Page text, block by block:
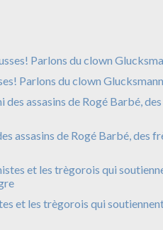
Parlons du clown Glucksmann
assasins de Rogé Barbé, des
et les trègorois qui